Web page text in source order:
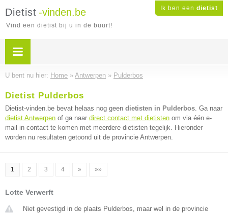
Ik ben een dietist
Dietist -vinden.be
Vind een dietist bij u in de buurt!
U bent nu hier: Home » Antwerpen » Pulderbos
Dietist Pulderbos
Dietist-vinden.be bevat helaas nog geen dietisten in Pulderbos. Ga naar
dietist Antwerpen of ga naar direct contact met dietisten om via één e-
mail in contact te komen met meerdere dietisten tegelijk. Hieronder
worden nu resultaten getoond uit de provincie Antwerpen.
1 2 3 4 » »»
Lotte Verwerft
Niet gevestigd in de plaats Pulderbos, maar wel in de provincie